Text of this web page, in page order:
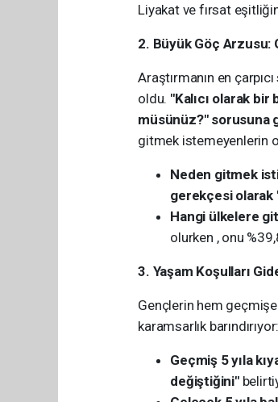
Liyakat ve fırsat
2. Büyük Göç Arzusu:
Araştırmanın en
oldu. "Kalıcı olarak
müsünüz?" sorusuna
gitmek istemeyenlerin
Neden gitmek
gerekçesi olarak
Hangi ülkelere
olurken , onu
3. Yaşam Koşulları
Gençlerin hem
karamsarlık barındırıyor:
Geçmiş 5 yıla
değiştiğini"